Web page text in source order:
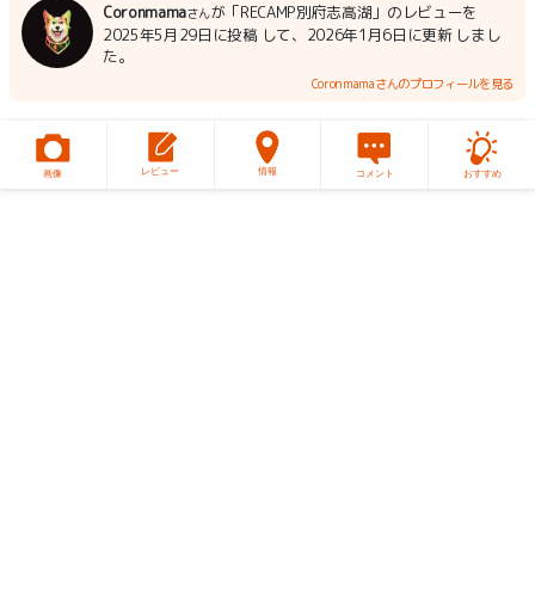
Coronmamaさんが「RECAMP別府志高湖」のレビューを
2025年5月29日に投稿 して、2026年1月6日に更新 しまし
た。
Coronmamaさんのプロフィールを見る
画像 レビュー 情報 コメント おすすめ